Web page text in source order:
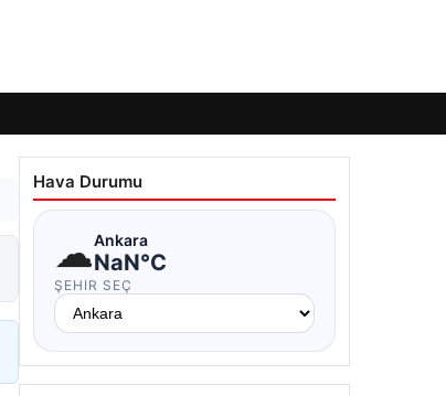
Hava Durumu
☁Ankara
NaN°C
ŞEHIR SEÇ